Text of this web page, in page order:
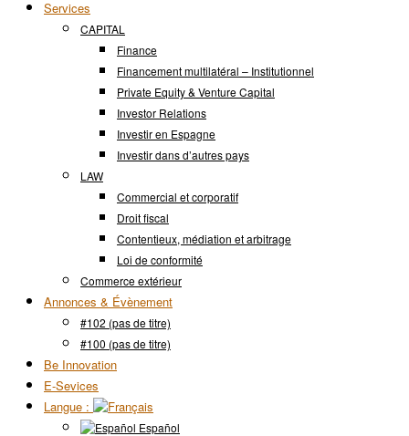
Services
CAPITAL
Finance
Financement multilatéral – Institutionnel
Private Equity & Venture Capital
Investor Relations
Investir en Espagne
Investir dans d’autres pays
LAW
Commercial et corporatif
Droit fiscal
Contentieux, médiation et arbitrage
Loi de conformité
Commerce extérieur
Annonces & Évènement
#102 (pas de titre)
#100 (pas de titre)
Be Innovation
E-Sevices
Langue :
Español